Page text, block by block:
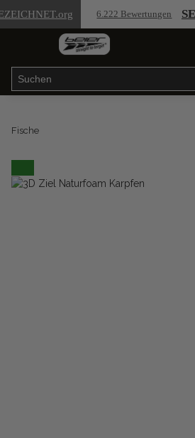
.org 6.222 Bewertungen
Fische